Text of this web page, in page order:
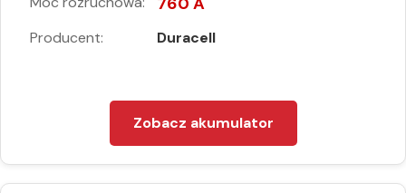
Producent: Duracell
Zobacz akumulator